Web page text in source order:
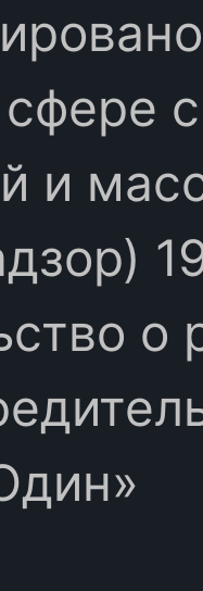
сфере
и